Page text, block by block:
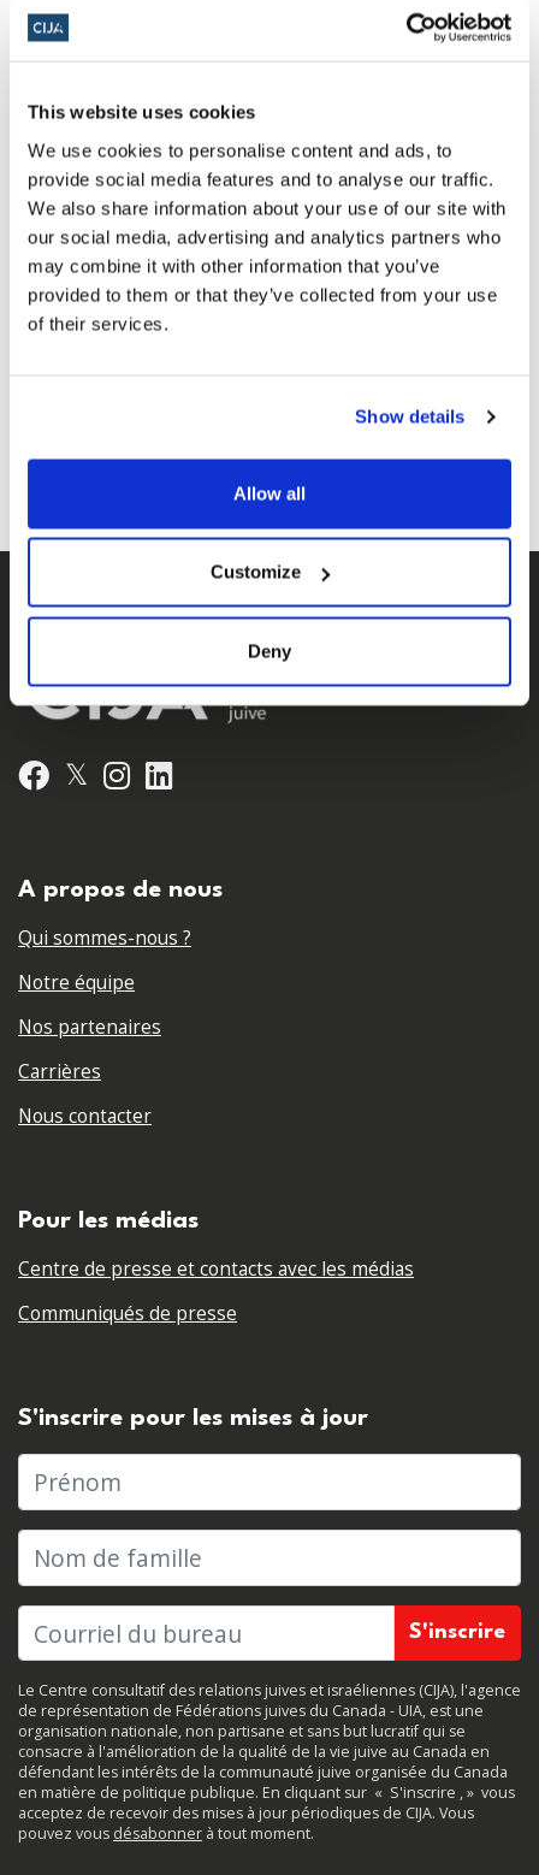
This website uses cookies
We use cookies to personalise content and ads, to
provide social media features and to analyse our traffic.
We also share information about your use of our site with
our social media, advertising and analytics partners who
may combine it with other information that you’ve
provided to them or that they’ve collected from your use
of their services.
Show details
Allow all
Customize
Deny
À propos du CIJA
Le Centre consultatif des relations
juives et israéliennes est l'agence de
représentation de Fédérations juives du
Canada -UIA, représentant Fédérations
Facebook
𝕏 Instagram
A propos de nous
Qui sommes-nous ?
Notre équipe
Nos partenaires
Carrières
Nous contacter
Pour les médias
Centre de presse et contacts avec les médias
Communiqués de presse
S'inscrire pour les mises à jour
Prénom
Nom de famille
Le Centre consultatif des relations juives et israéliennes (CIJA), l'agence
de représentation de Fédérations juives du Canada - UIA, est une
organisation nationale, non partisane et sans but lucratif qui se
consacre à l'amélioration de la qualité de la vie juive au Canada en
défendant les intérêts de la communauté juive organisée du Canada
en matière de politique publique. En cliquant sur « S'inscrire , » vous
acceptez de recevoir des mises à jour périodiques de CIJA. Vous
pouvez vous désabonner à tout moment.